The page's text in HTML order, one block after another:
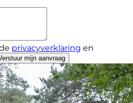
privacyverklaring en
mijn aanvraag